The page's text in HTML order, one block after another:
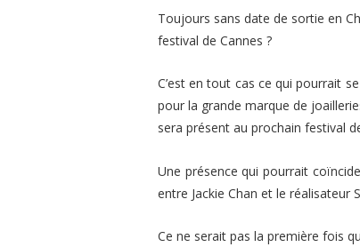
Toujours sans date de sortie en
festival de Cannes ?
C’est en tout cas ce qui pourrait
pour la grande marque de
sera présent au prochain festival
Une présence qui pourrait
entre Jackie Chan et le réalisateur
Ce ne serait pas la première fois